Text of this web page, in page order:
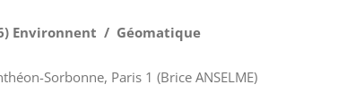
Environnent / Géomatique
Sorbonne, Paris 1 (Brice ANSELME)